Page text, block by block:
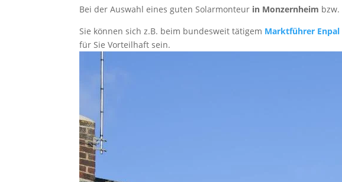
Bei der Auswahl eines guten Solarmonteur in Monzernheim bzw.
Sie können sich z.B. beim bundesweit tätigem Marktführer Enpal
für Sie Vorteilhaft sein.